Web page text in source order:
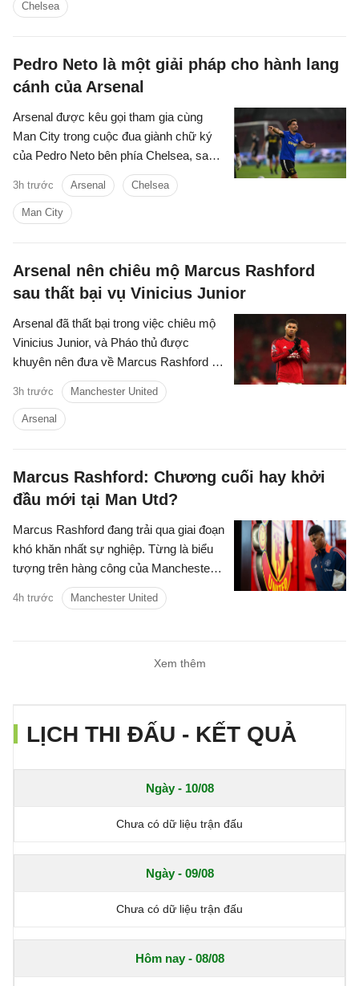
Chelsea
Pedro Neto là một giải pháp cho hành lang
cánh của Arsenal
Arsenal được kêu gọi tham gia cùng
Man City trong cuộc đua giành chữ ký
của Pedro Neto bên phía Chelsea, sau
khi bỏ lỡ cơ hội chiêu mộ Vinicius
3h trước Arsenal Chelsea
Man City
Arsenal nên chiêu mộ Marcus Rashford
sau thất bại vụ Vinicius Junior
Arsenal đã thất bại trong việc chiêu mộ
Vinicius Junior, và Pháo thủ được
khuyên nên đưa về Marcus Rashford từ
MU để nâng cấp hàng lang cánh.
3h trước Manchester United
Arsenal
Marcus Rashford: Chương cuối hay khởi
đầu mới tại Man Utd?
Marcus Rashford đang trải qua giai đoạn
khó khăn nhất sự nghiệp. Từng là biểu
tượng trên hàng công của Manchester
United và được kỳ vọng sẽ trở thành
Wayne Rooney thứ hai của bóng đá
4h trước Manchester United
Xem thêm
LỊCH THI ĐẤU - KẾT QUẢ
Ngày - 10/08
Chưa có dữ liệu trận đấu
Ngày - 09/08
Chưa có dữ liệu trận đấu
Hôm nay - 08/08